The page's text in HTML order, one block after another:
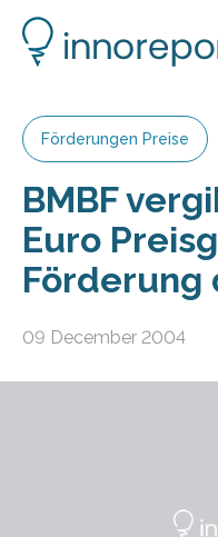
Förderungen Preise
BMBF
Euro
Förderung
09 December 2004